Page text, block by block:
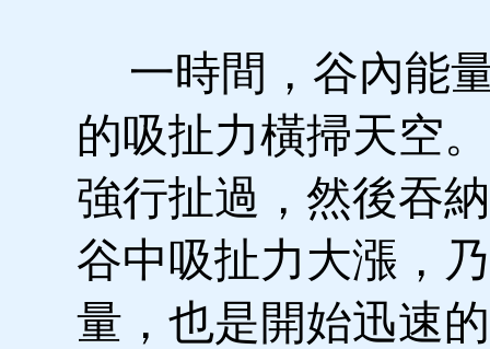
一時間，谷內能
的吸扯力橫掃天空
強行扯過，然後吞
谷中吸扯力大漲，
量，也是開始迅速